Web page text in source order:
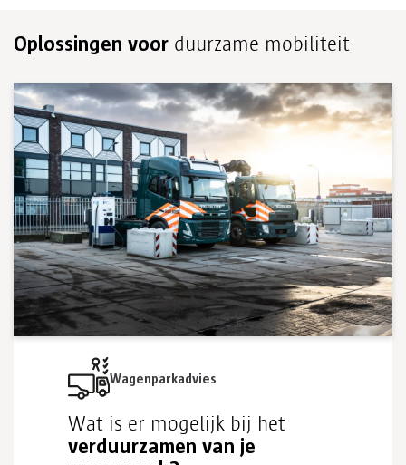
Oplossingen voor duurzame mobiliteit
Wagenparkadvies
Wat is er mogelijk bij het
verduurzamen van je